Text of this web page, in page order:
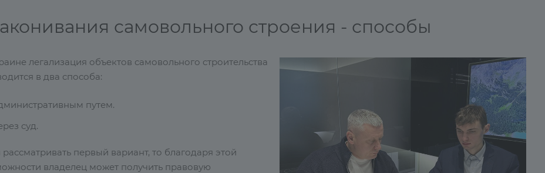
самовольного строения - способы
легализация объектов самовольного строительства
в два способа:
путем.
суд.
рассматривать первый вариант, то благодаря этой
владелец может получить правовую